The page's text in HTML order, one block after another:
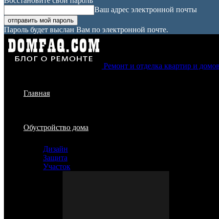
Ваш адрес электронной почты
Пароль будет выслан Вам по электронной почте.
Ремонт и отделка квартир и
Главная
Обустройство дома
Дизайн
Защита
Участок